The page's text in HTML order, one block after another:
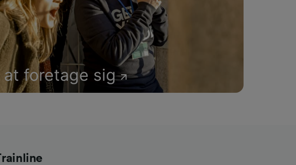
foretage sig